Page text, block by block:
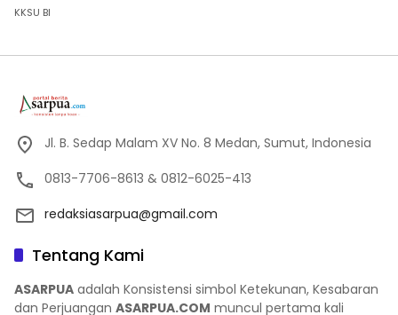
KKSU BI
Jl. B. Sedap Malam XV No. 8 Medan, Sumut, Indonesia
0813-7706-8613 & 0812-6025-413
redaksiasarpua@gmail.com
Tentang Kami
ASARPUA adalah Konsistensi simbol Ketekunan, Kesabaran
dan Perjuangan ASARPUA.COM muncul pertama kali